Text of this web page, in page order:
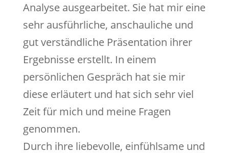
Analyse ausgearbeitet. Sie hat mir eine
sehr ausführliche, anschauliche und
gut verständliche Präsentation ihrer
Ergebnisse erstellt. In einem
persönlichen Gespräch hat sie mir
diese erläutert und hat sich sehr viel
Zeit für mich und meine Fragen
genommen.
Durch ihre liebevolle, einfühlsame und